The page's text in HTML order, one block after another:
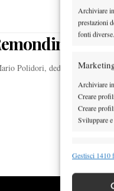
Archiviare
prestazioni
fonti diverse.
Archiviare
Creare
Creare
Sviluppare
Gestisci 1410
Polidori, dedicata alla